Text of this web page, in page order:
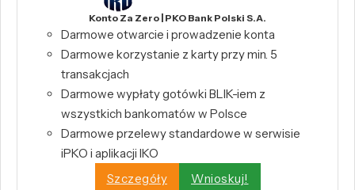
Konto Za Zero | PKO Bank Polski S.A.
Darmowe otwarcie i prowadzenie konta
Darmowe korzystanie z karty przy min. 5
transakcjach
Darmowe wypłaty gotówki BLIK-iem z
wszystkich bankomatów w Polsce
Darmowe przelewy standardowe w serwisie
iPKO i aplikacji IKO
Szczegóły
Wnioskuj!